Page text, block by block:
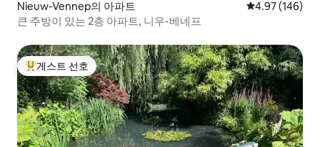
Nieuw-Vennep의 아파트 평점 4.97점(5
4.97 (146)
큰 주방이 있는 2층 아파트, 니우-베네프
상위 게스트 선호
게스트 선호